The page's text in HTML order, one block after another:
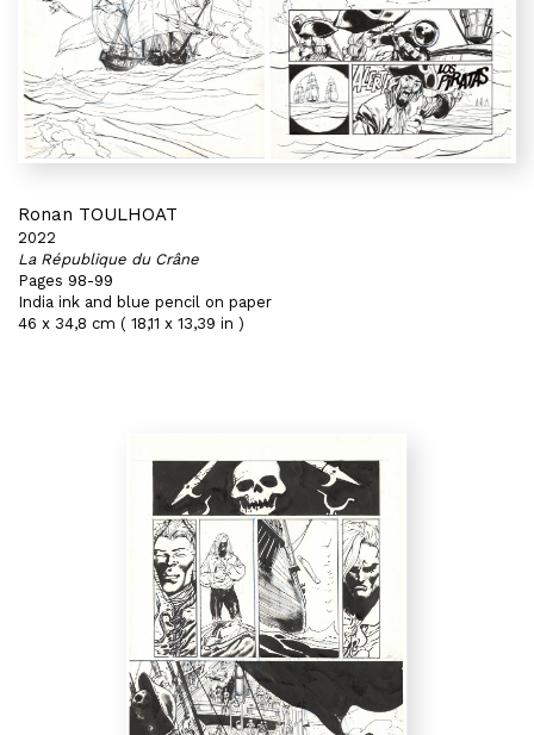
Ronan TOULHOAT
2022
La République du Crâne
Pages 98-99
India ink and blue pencil on paper
46 x 34,8 cm ( 18,11 x 13,39 in )